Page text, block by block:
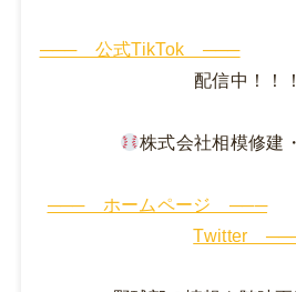
─── 公式TikTok ───こ
配信中！！！
株式会社相模修建
─── ホームページ ───
Twitter